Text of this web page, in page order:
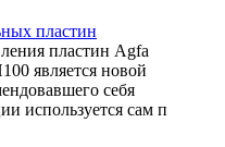
пластин
пластин Agfa
является новой
себя
используется сам п